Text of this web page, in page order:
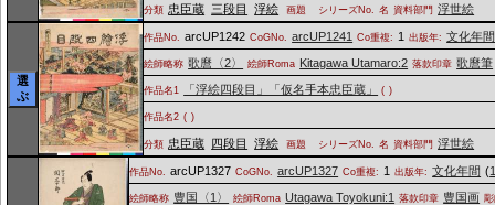
分類 忠臣蔵 三段目 浮絵 画題 シリーズNo. 名 資料部門 浮世絵
選
ぶ
作品No. arcUP1242 CoGNo. arcUP1241 Co重複: 1 出版年: 文化年間
絵師略称 歌麿〈2〉 絵師Roma Kitagawa Utamaro:2 落款印章 歌麿筆
作品名1 「浮絵四段目」「仮名手本忠臣蔵」 ( )
作品名2 ( )
分類 忠臣蔵 四段目 浮絵 画題 シリーズNo. 名 資料部門 浮世絵
作品No. arcUP1327 CoGNo. arcUP1327 Co重複: 1 出版年: 文化年間 (
絵師略称 豊国〈1〉 絵師Roma Utagawa Toyokuni:1 落款印章 豊国画